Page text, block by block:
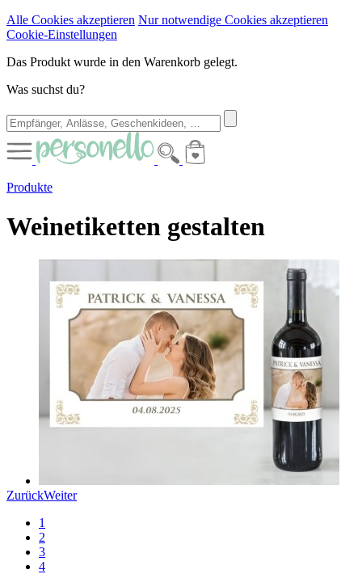
Alle Cookies akzeptieren Nur notwendige Cookies akzeptieren
Cookie-Einstellungen
Das Produkt wurde in den Warenkorb gelegt.
Was suchst du?
Produkte
Weinetiketten gestalten
ZurückWeiter
1
2
3
4